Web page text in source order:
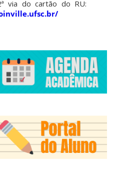
via do cartão do RU: